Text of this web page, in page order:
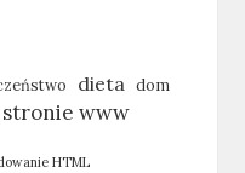
dieta dom
www
HTML